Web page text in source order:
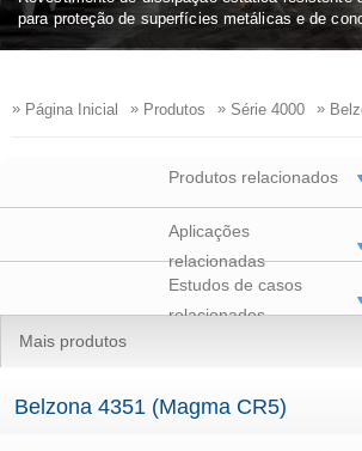
para proteção de superfícies metálicas e de
» Página Inicial » Produtos » Série 4000 »
Produtos relacionados
Aplicações
relacionadas
Estudos de casos
relacionados
Mais produtos
Belzona 4351 (Magma CR5)